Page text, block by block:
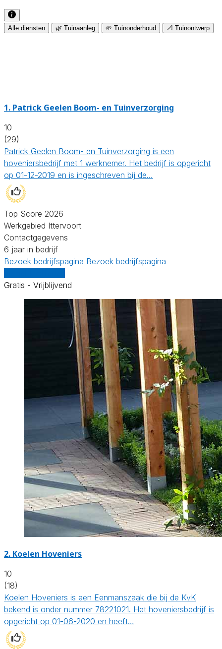
Alle diensten 🌿 Tuinaanleg 🌱 Tuinonderhoud 📐 Tuinontwerp
1. Patrick Geelen Boom- en Tuinverzorging
10
(29)
Patrick Geelen Boom- en Tuinverzorging is een
hoveniersbedrijf met 1 werknemer. Het bedrijf is opgericht
op 01-12-2019 en is ingeschreven bij de…
Top Score 2026
Werkgebied Ittervoort
Contactgegevens
6 jaar in bedrijf
Bezoek bedrijfspagina Bezoek bedrijfspagina
Gratis - Vrijblijvend
2. Koelen Hoveniers
10
(18)
Koelen Hoveniers is een Eenmanszaak die bij de KvK
bekend is onder nummer 78221021. Het hoveniersbedrijf is
opgericht op 01-06-2020 en heeft…